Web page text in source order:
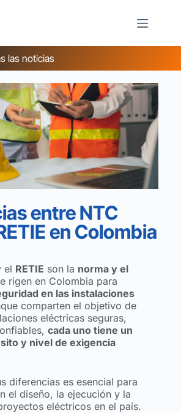
las noticias
entre NTC
en Colombia
el RETIE son la norma y el
rigen en Colombia para
en las instalaciones
comparten el objetivo de
eléctricas seguras,
cada uno tiene un
y nivel de exigencia
diferencias es esencial para
el diseño, la ejecución y la
eléctricos en el país.